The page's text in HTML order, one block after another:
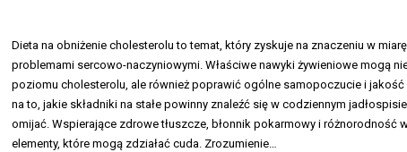
Dieta na obniżenie cholesterolu to temat, który zyskuje na znaczeniu w
problemami sercowo-naczyniowymi. Właściwe nawyki żywieniowe mogą
poziomu cholesterolu, ale również poprawić ogólne samopoczucie i
na to, jakie składniki na stałe powinny znaleźć się w codziennym
omijać. Wspierające zdrowe tłuszcze, błonnik pokarmowy i różnorodność
elementy, które mogą zdziałać cuda. Zrozumienie…